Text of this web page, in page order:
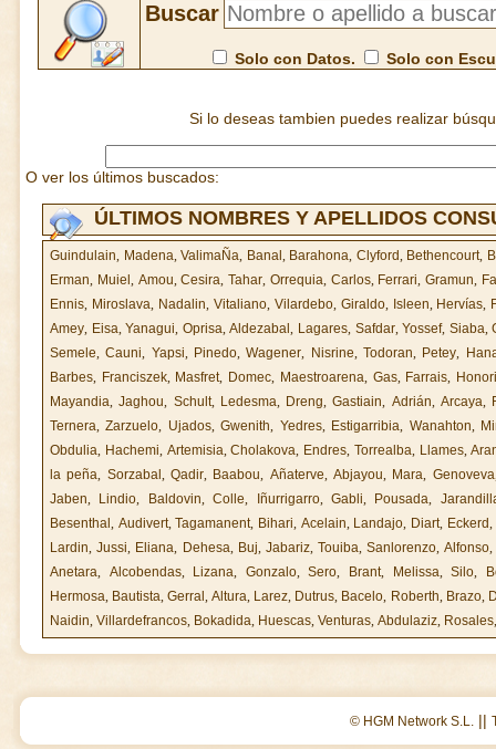
Buscar
Solo con Datos. Solo con
Si lo deseas tambien puedes realizar
O ver los últimos buscados:
ÚLTIMOS NOMBRES Y APELLIDOS
Guindulain, Madena,ValimaÑa, Banal , Barahona, Clyford, Bethencourt,
Erman, Muiel , Amou,Cesira,Tahar, Orrequia, Carlos, Ferrari,Gramun,
Ennis, Miroslava, Nadalin, Vitaliano, Vilardebo, Giraldo, Isleen, Hervías,
Amey, Eisa,Yanagui, Oprisa,Aldezabal, Lagares, Safdar,Yossef, Siaba,
Semele,Cauni, Yapsi, Pinedo,Wagener, Nisrine,Todoran, Petey,
Barbes, Franciszek, Masfret, Domec, Maestroarena, Gas, Farrais,
Mayandia,Jaghou, Schult, Ledesma, Dreng,Gastiain, Adrián, Arcaya,
Ternera,Zarzuelo, Ujados,Gwenith, Yedres, Estigarribia, Wanahton,
Obdulia, Hachemi, Artemisia,Cholakova, Endres, Torrealba, Llames,
la peña, Sorzabal ,Qadir, Baabou, Añaterve,Abjayou, Mara, Genoveva
Jaben, Lindio, Baldovin,Colle, Iñurrigarro, Gabli, Pousada,
Besenthal , Audivert,Tagamanent, Bihari, Acelain, Landajo, Diart, Eckerd,
Lardin,Jussi, Eliana, Dehesa, Buj, Jabariz,Touiba,Sanlorenzo,Alfonso
Anetara, Alcobendas, Lizana, Gonzalo,Sero, Brant, Melissa,Silo,
Hermosa, Bautista,Gerral,Altura, Larez, Dutrus, Bacelo, Roberth, Brazo,
Naidin, Villardefrancos, Bokadida, Huescas, Venturas, Abdulaziz, Rosales
© HGM Network S.L. ||